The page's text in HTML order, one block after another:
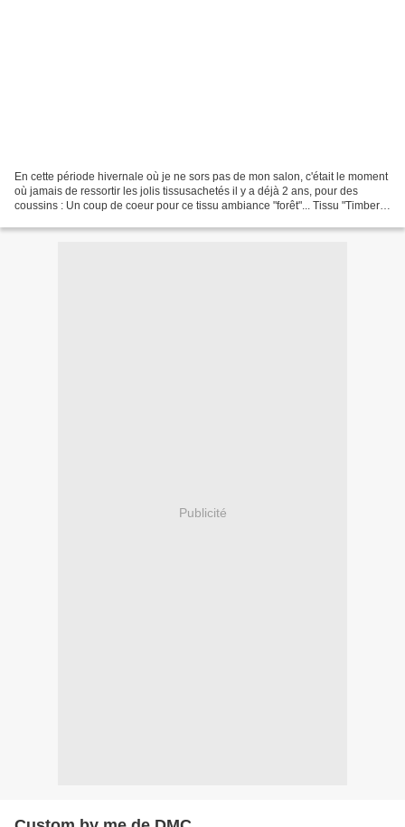
En cette période hivernale où je ne sors pas de mon salon, c'était le moment
où jamais de ressortir les jolis tissusachetés il y a déjà 2 ans, pour des
coussins : Un coup de coeur pour ce tissu ambiance "forêt"... Tissu "Timber
Publicité